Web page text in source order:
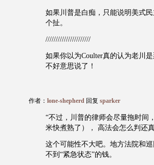
如果川普是白痴，只能说明美式
个扯。
//////////////////////
如果你以为Coulter真的认为老川
不好意思说了！
作者： lone-shepherd 回复 sparker
“不过，川普的律师会尽量拖时间
米快煮熟了）， 高法会怎么判还
这个可能性不大吧。地方法院和
不到“紧急状态”的钱。